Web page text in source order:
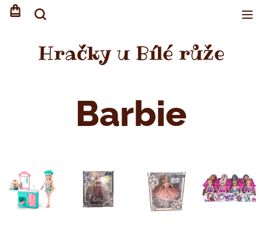
Hračky u Bílé růže
Barbie